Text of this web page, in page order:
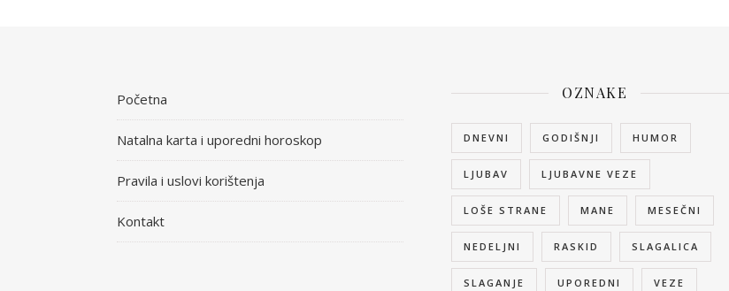
Početna
Natalna karta i uporedni horoskop
Pravila i uslovi korištenja
Kontakt
OZNAKE
DNEVNI GODIŠNJI HUMOR
LJUBAV LJUBAVNE VEZE
LOŠE STRANE MANE MESEČNI
NEDELJNI RASKID SLAGALICA
SLAGANJE UPOREDNI VEZE